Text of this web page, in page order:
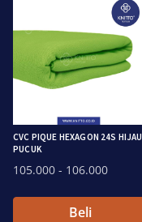
CVC PIQUE HEXAGON 24S HIJAU
PUCUK
105.000 - 106.000
Beli